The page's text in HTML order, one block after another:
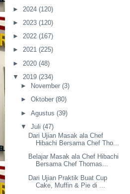
► 2024 (120)
► 2023 (120)
► 2022 (167)
► 2021 (225)
► 2020 (48)
▼ 2019 (234)
►
November (3)
► Oktober (80)
► Agustus (39)
▼ Juli (47)
Dari Ujian Masak ala Chef
Hibachi Bersama Chef Tho...
Belajar Masak ala Chef Hibachi
Bersama Chef Thomas...
Dari Ujian Praktik Buat Cup
Cake, Muffin & Pie di ...